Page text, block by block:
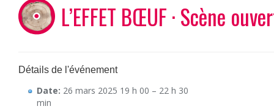
L’EFFET BŒUF · Scène
Détails de l'événement
Date: 26 mars 2025 19 h 00 – 22 h 30
min